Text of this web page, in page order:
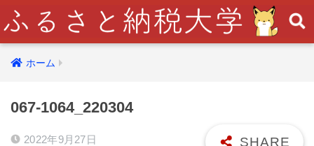
ホーム
067-1064_220304
2022年9月27日